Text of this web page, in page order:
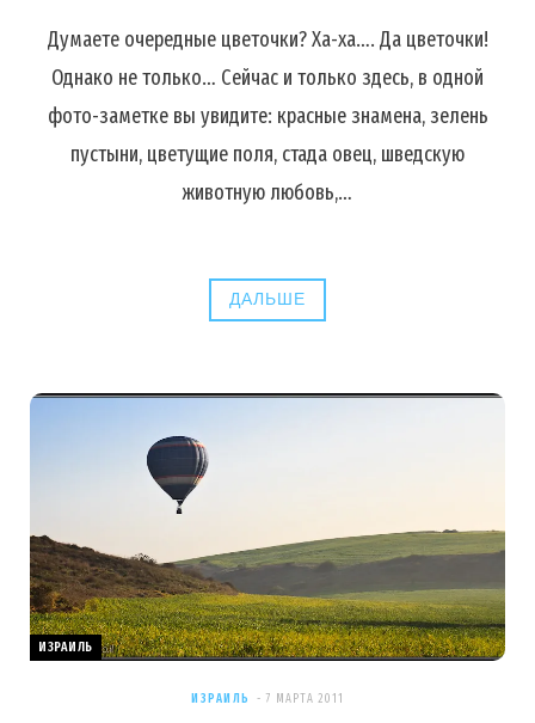
Думаете очередные цветочки? Ха-ха…. Да цветочки!
Однако не только… Сейчас и только здесь, в одной
фото-заметке вы увидите: красные знамена, зелень
пустыни, цветущие поля, стада овец, шведскую
животную любовь,…
ДАЛЬШЕ
ИЗРАИЛЬ
ИЗРАИЛЬ 7 МАРТА 2011